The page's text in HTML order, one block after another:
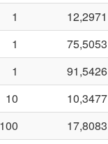
1 12,2971
1 75,5053
1 91,5426
10 10,3477
100 17,8083